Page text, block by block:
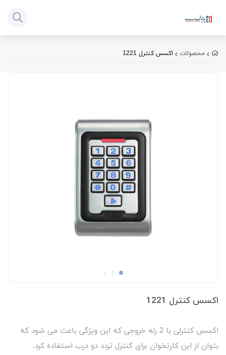
محصولات اکسس کنترل 1221
اکسس کنترل 1221
اکسس کنترلی با 2 رله خروجی که این ویژگی باعث می شود که
بتوان از این کارتخوان برای کنترل تردد دو درب استفاده کرد.